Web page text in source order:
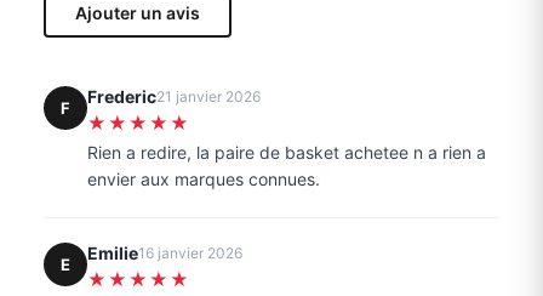
Ajouter un avis
F
Frederic21 janvier 2026
★★★★★
Rien a redire, la paire de basket achetee n a rien a
envier aux marques connues.
E
Emilie16 janvier 2026
★★★★★